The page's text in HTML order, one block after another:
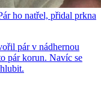
ho natřel, přidal prkna
pár v nádhernou
pár korun. Navíc se